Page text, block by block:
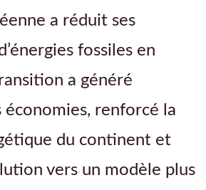
a réduit ses
fossiles en
a généré
économies, renforcé la
du continent et
vers un modèle plus